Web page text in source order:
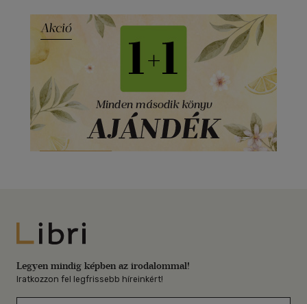
Libri
Legyen mindig képben az irodalommal!
Iratkozzon fel legfrissebb híreinkért!